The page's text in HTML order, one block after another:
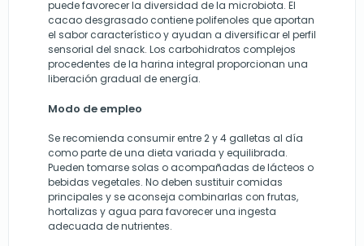
puede favorecer la diversidad de la microbiota. El
cacao desgrasado contiene polifenoles que aportan
el sabor característico y ayudan a diversificar el perfil
sensorial del snack. Los carbohidratos complejos
procedentes de la harina integral proporcionan una
liberación gradual de energía.
Modo de empleo
Se recomienda consumir entre 2 y 4 galletas al día
como parte de una dieta variada y equilibrada.
Pueden tomarse solas o acompañadas de lácteos o
bebidas vegetales. No deben sustituir comidas
principales y se aconseja combinarlas con frutas,
hortalizas y agua para favorecer una ingesta
adecuada de nutrientes.